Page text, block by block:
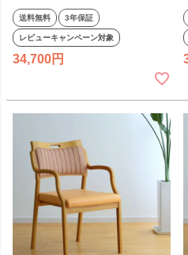
送料無料 3年保証
レビューキャンペーン対象
34,700